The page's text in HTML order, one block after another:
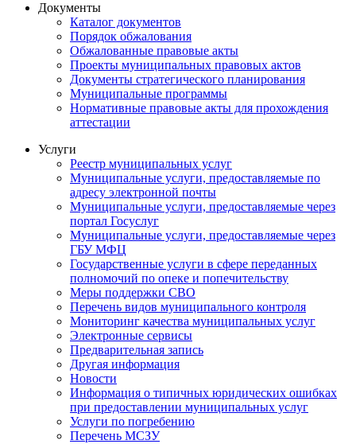
Документы
Каталог документов
Порядок обжалования
Обжалованные правовые акты
Проекты муниципальных правовых актов
Документы стратегического планирования
Муниципальные программы
Нормативные правовые акты для прохождения
аттестации
Услуги
Реестр муниципальных услуг
Муниципальные услуги, предоставляемые по
адресу электронной почты
Муниципальные услуги, предоставляемые через
портал Госуслуг
Муниципальные услуги, предоставляемые через
ГБУ МФЦ
Государственные услуги в сфере переданных
полномочий по опеке и попечительству
Меры поддержки СВО
Перечень видов муниципального контроля
Мониторинг качества муниципальных услуг
Электронные сервисы
Предварительная запись
Другая информация
Новости
Информация о типичных юридических ошибках
при предоставлении муниципальных услуг
Услуги по погребению
Перечень МСЗУ